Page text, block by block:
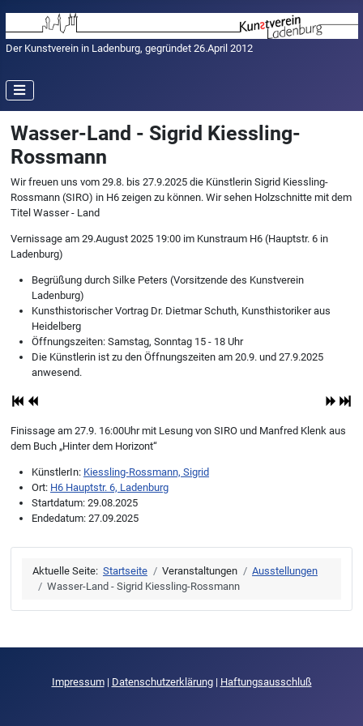
Der Kunstverein in Ladenburg, gegründet 26.April 2012
Wasser-Land - Sigrid Kiessling-
Rossmann
Wir freuen uns vom 29.8. bis 27.9.2025 die Künstlerin Sigrid Kiessling-
Rossmann (SIRO) in H6 zeigen zu können. Wir sehen Holzschnitte mit dem
Titel Wasser - Land
Vernissage am 29.August 2025 19:00 im Kunstraum H6 (Hauptstr. 6 in
Ladenburg)
Begrüßung durch Silke Peters (Vorsitzende des Kunstverein
Ladenburg)
Kunsthistorischer Vortrag Dr. Dietmar Schuth, Kunsthistoriker aus
Heidelberg
Öffnungszeiten: Samstag, Sonntag 15 - 18 Uhr
Die Künstlerin ist zu den Öffnungszeiten am 20.9. und 27.9.2025
anwesend.
Finissage am 27.9. 16:00Uhr mit Lesung von SIRO und Manfred Klenk aus
dem Buch „Hinter dem Horizont“
KünstlerIn: Kiessling-Rossmann, Sigrid
Ort: H6 Hauptstr. 6, Ladenburg
Startdatum: 29.08.2025
Endedatum: 27.09.2025
Aktuelle Seite: Startseite Veranstaltungen
Ausstellungen
Wasser-Land - Sigrid Kiessling-Rossmann
Impressum| Datenschutzerklärung| Haftungsausschluß